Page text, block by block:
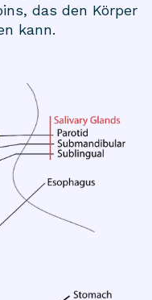
das den Körper
kann.